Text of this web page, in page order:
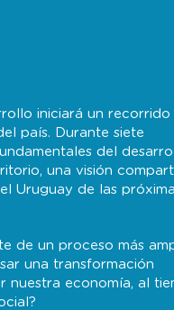
iniciará un recorrido
país. Durante siete
del
una visión
Uruguay de las
de un proceso más
una transformación
nuestra economía, al